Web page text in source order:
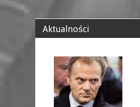
Aktualności